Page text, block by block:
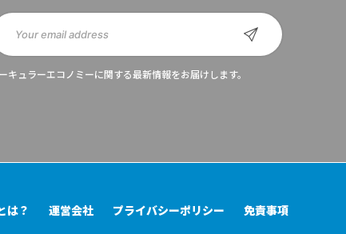
キュラーエコノミーに関する最新情報をお届けします。
は？ 運営会社 プライバシーポリシー 免責事項